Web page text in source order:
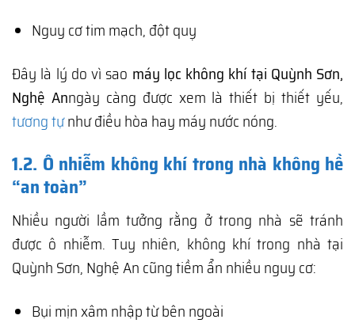
Nguy cơ tim mạch, đột quỵ
Đây là lý do vì sao máy lọc không khí tại Quỳnh Sơn,
Nghệ Anngày càng được xem là thiết bị thiết yếu,
tương tựnhư điều hòa hay máy nước nóng.
1.2. Ô nhiễm không khí trong nhà không hề
“an toàn”
Nhiều người lầm tưởng rằng ở trong nhà sẽ tránh
được ô nhiễm. Tuy nhiên, không khí trong nhà tại
Quỳnh Sơn, Nghệ An cũng tiềm ẩn nhiều nguy cơ:
Bụi mịn xâm nhập từ bên ngoài